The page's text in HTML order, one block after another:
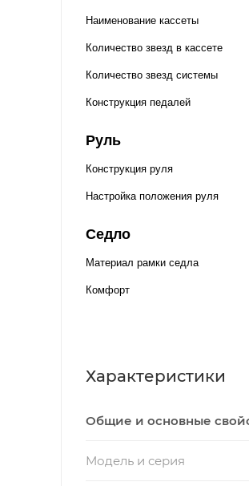
Наименование кассеты
Количество звезд в кассете
Количество звезд системы
Конструкция педалей
Руль
Конструкция руля
Настройка положения руля
Седло
Материал рамки седла
Комфорт
Характеристики
Общие и основные
Модель и серия